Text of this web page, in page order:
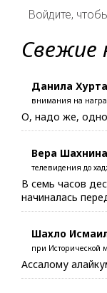
Войдите,
Свежие
Данила
внимания на
О, надо же,
Вера Шахнина
телевидения до
В семь часов
начиналась
Шахло
при Исторической
Ассалому